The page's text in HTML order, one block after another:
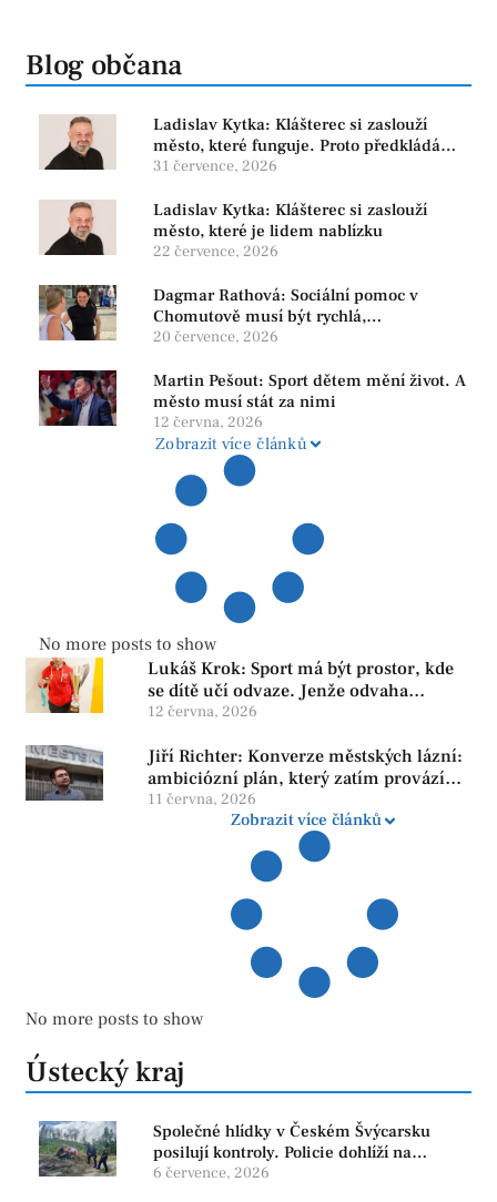
Blog občana
Ladislav Kytka: Klášterec si zaslouží
město, které funguje. Proto předkládáme
program, který řeší skutečné problémy
31 července, 2026
Ladislav Kytka: Klášterec si zaslouží
město, které je lidem nablízku
22 července, 2026
Dagmar Rathová: Sociální pomoc v
Chomutově musí být rychlá,
srozumitelná a férová. Ne udržovat lidi v
20 července, 2026
Martin Pešout: Sport dětem mění život. A
město musí stát za nimi
12 června, 2026
Zobrazit více článků
No more posts to show
Lukáš Krok: Sport má být prostor, kde
se dítě učí odvaze. Jenže odvaha
neroste tam, kde se bojí udělat chybu.
12 června, 2026
Jiří Richter: Konverze městských lázní:
ambiciózní plán, který zatím provází
více otazníků než jistot
11 června, 2026
Zobrazit více článků
No more posts to show
Ústecký kraj
Společné hlídky v Českém Švýcarsku
posilují kontroly. Policie dohlíží na
bezpečnost i ochranu přírody
6 července, 2026